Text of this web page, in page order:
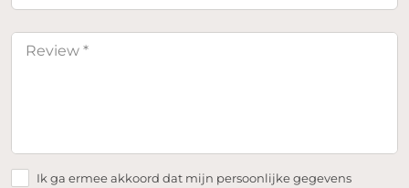
Ik ga ermee akkoord dat mijn persoonlijke gegevens